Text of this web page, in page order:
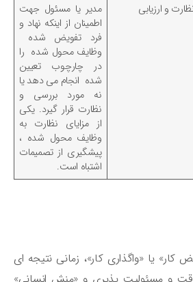
و ارزیابی
مدیر یا مسئول جهت
اطمینان از اینکه نهاد و
فرد تفویض شده
وظایف محول شده را
در چارچوب تعیین
شده انجام می دهد یا
نه مورد بررسی و
نظارت قرار گیرد. یکی
از مزایای نظارت به
وظایف محول شده ،
پیشگیری از تصمیمات
اشتباه است.
یا «واگذاری کار»، زمانی نتیجه ای